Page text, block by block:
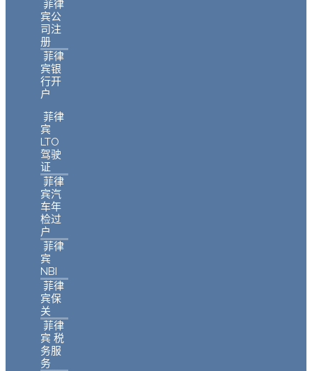
菲律
宾公
司注
册
菲律
宾银
行开
户
菲律
宾
LTO
驾驶
证
菲律
宾汽
车年
检过
户
菲律
宾
NBI
菲律
宾保
关
菲律
宾 税
务服
务